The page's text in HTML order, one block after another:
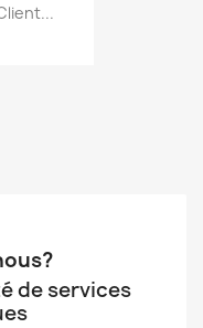
de services